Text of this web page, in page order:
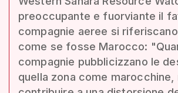
preoccupante e fuorviante il
compagnie aeree si
come se fosse Marocco:
compagnie pubblicizzano le
quella zona come marocchine,